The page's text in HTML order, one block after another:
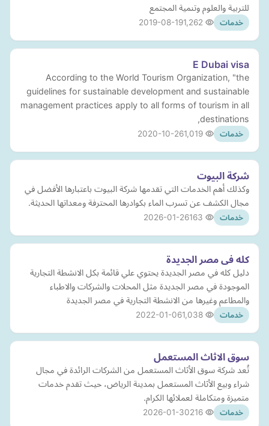
للتربية والعلوم وتنمية المجتمع
خدمات 2019-08-19
E Dubai visa
According to the World Tourism Organization, "the
guidelines for sustainable development and sustainable
management practices apply to all forms of tourism in all
destinations,
خدمات 2020-10-26
شركة البيوت
وكذلك أهم الخدمات التي تقدمها شركة البيوت باعتبارها الأفضل في
مجال الكشف عن تسرب الماء بكوادرها المحترفة ومعداتها الحديثة.
خدمات 2026-01-26
كله فى مصر الجديدة
دليل كله في مصر الجديدة يحتوي علي قائمة بكل الانشطة التجارية
الموجودة في مصر الجديدة مثل المحلات والشركات والاطباء
والمطاعم وغيرها من الانشطة التجارية في مصر الجديدة
خدمات 2022-01-06
سوق الاثاث المستعمل
تُعد شركة سوق الأثاث المستعمل من الشركات الرائدة في مجال
شراء وبيع الأثاث المستعمل بمدينة الرياض، حيث تقدم خدمات
متميزة ومتكاملة لعملائها الكرام.
خدمات 2026-01-30